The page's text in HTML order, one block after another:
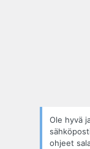
Ole hyvä
ohjeet